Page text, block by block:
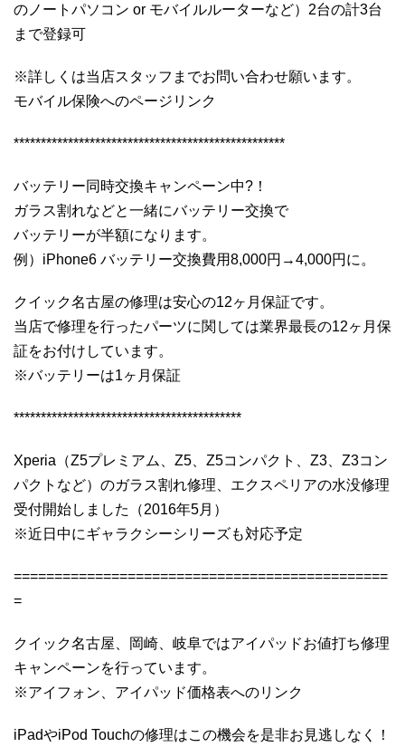
のノートパソコン or モバイルルーターなど）2台の計3台
まで登録可
※詳しくは当店スタッフまでお問い合わせ願います。
モバイル保険へのページリンク
**************************************************
バッテリー同時交換キャンペーン中?！
ガラス割れなどと一緒にバッテリー交換で
バッテリーが半額になります。
例）iPhone6 バッテリー交換費用8,000円→4,000円に。
クイック名古屋の修理は安心の12ヶ月保証です。
当店で修理を行ったパーツに関しては業界最長の12ヶ月保
証をお付けしています。
※バッテリーは1ヶ月保証
******************************************
Xperia（Z5プレミアム、Z5、Z5コンパクト、Z3、Z3コン
パクトなど）のガラス割れ修理、エクスペリアの水没修理
受付開始しました（2016年5月）
※近日中にギャラクシーシリーズも対応予定
==============================================
=
クイック名古屋、岡崎、岐阜ではアイパッドお値打ち修理
キャンペーンを行っています。
※アイフォン、アイパッド価格表へのリンク
iPadやiPod Touchの修理はこの機会を是非お見逃しなく！